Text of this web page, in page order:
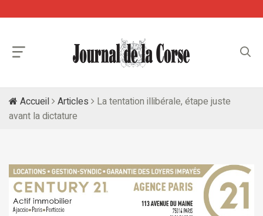
Accueil Articles
La tentation illibérale, étape juste
avant la dictature